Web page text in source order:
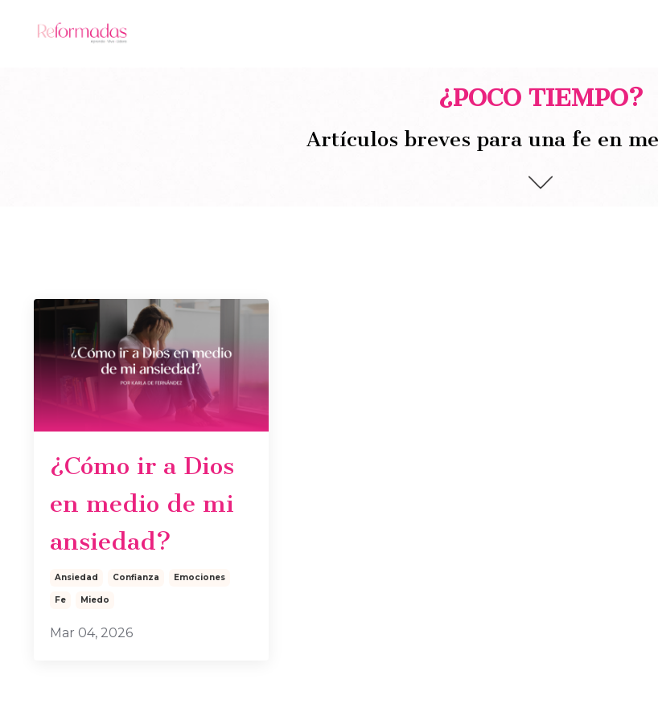
¿POCO TIEMPO?
Artículos breves para una fe en
¿Cómo ir a Dios
en medio de mi
ansiedad?
Ansiedad Confianza Emociones
Fe Miedo
Mar 04, 2026